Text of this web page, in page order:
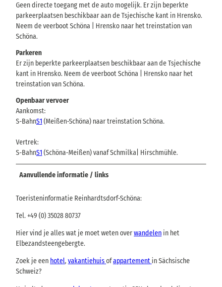
Geen directe toegang met de auto mogelijk. Er zijn beperkte
parkeerplaatsen beschikbaar aan de Tsjechische kant in Hrensko.
Neem de veerboot Schöna | Hrensko naar het treinstation van
Schöna.
Parkeren
Er zijn beperkte parkeerplaatsen beschikbaar aan de Tsjechische
kant in Hrensko. Neem de veerboot Schöna | Hrensko naar het
treinstation van Schöna.
Openbaar vervoer
Aankomst:
S-BahnS1(Meißen-Schöna) naar treinstation Schöna.
Vertrek:
S-BahnS1(Schöna-Meißen) vanaf Schmilka| Hirschmühle.
Aanvullende informatie / links
Toeristeninformatie Reinhardtsdorf-Schöna:
Tel. +49 (0) 35028 80737
Hier vind je alles wat je moet weten overwandelen in het
Elbezandsteengebergte.
Zoek je een hotel,vakantiehuisofappartement in Sächsische
Schweiz?